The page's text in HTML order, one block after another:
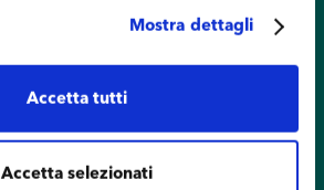
Mostra dettagli
Accetta tutti
Accetta selezionati